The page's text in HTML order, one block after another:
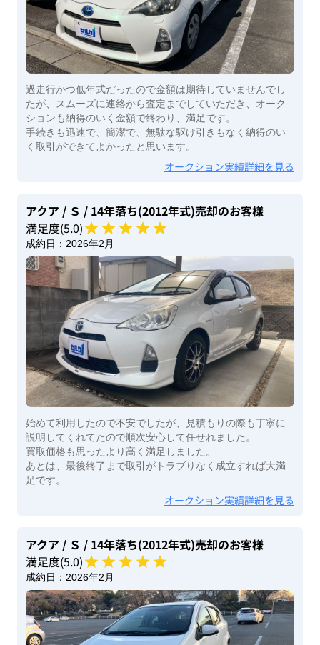
過走行かつ低年式だったので金額は期待していませんでし
たが、スムーズに連絡から査定までしていただき、オーク
ションも納得のいく金額で終わり、満足です。
手続きも迅速で、簡潔で、無駄な駆け引きもなく納得のい
く取引ができてよかったと思います。
オークション実績詳細を見る
アクア / Ｓ / 14年落ち(2012年式)売却のお客様
満足度(5.0)
成約日： 2026年2月
始めて利用したので不安でしたが、見積もりの際も丁寧に
説明してくれてたので順次安心して任せれました。
買取価格も思ったより高く満足しました。
あとは、最後終了まで取引がトラブりなく成立すれば大満
足です。
オークション実績詳細を見る
アクア / Ｓ / 14年落ち(2012年式)売却のお客様
満足度(5.0)
成約日： 2026年2月